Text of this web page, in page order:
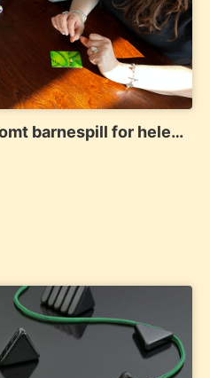
barnespill for hele